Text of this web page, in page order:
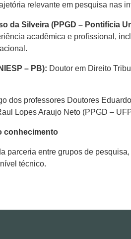
relevante em pesquisa nas
da Silveira (PPGD – Pontifícia
acadêmica e profissional,
– PB): Doutor em Direito
dos professores Doutores
Lopes Araujo Neto (PPGD –
conhecimento
parceria entre grupos de
técnico.